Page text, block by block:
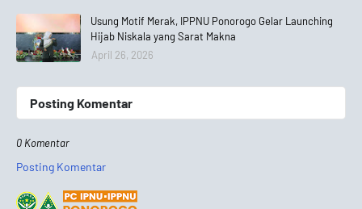
Usung Motif Merak, IPPNU Ponorogo Gelar Launching
Hijab Niskala yang Sarat Makna
April 26, 2026
Posting Komentar
0 Komentar
Posting Komentar